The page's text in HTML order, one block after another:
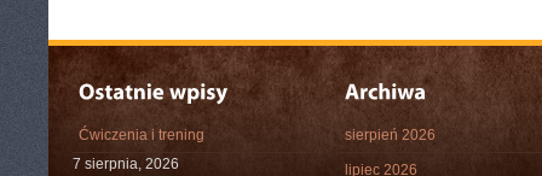
Ćwiczenia i trening
7 sierpnia, 2026
sierpień 2026
lipiec 2026